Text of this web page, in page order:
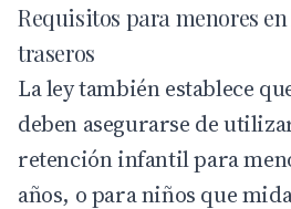
Requisitos para menores
traseros
La ley también establece
deben asegurarse de
retención infantil para
años, o para niños que